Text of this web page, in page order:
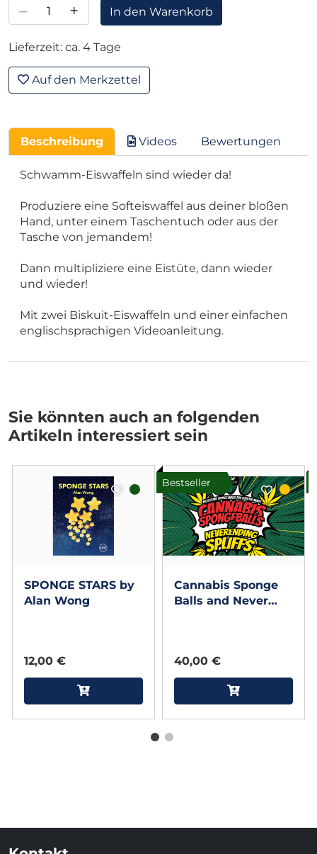
– + In den Warenkorb
Lieferzeit: ca. 4 Tage
Auf den Merkzettel
Beschreibung Videos Bewertungen
Schwamm-Eiswaffeln sind wieder da!
Produziere eine Softeiswaffel aus deiner bloßen
Hand, unter einem Taschentuch oder aus der
Tasche von jemandem!
Dann multipliziere eine Eistüte, dann wieder
und wieder!
Mit zwei Biskuit-Eiswaffeln und einer einfachen
englischsprachigen Videoanleitung.
Sie könnten auch an folgenden
Artikeln interessiert sein
SPONGE STARS by
Alan Wong
12,00 €
Bestseller
Cannabis Sponge
Balls and Never
by Adam Wilber
40,00 €